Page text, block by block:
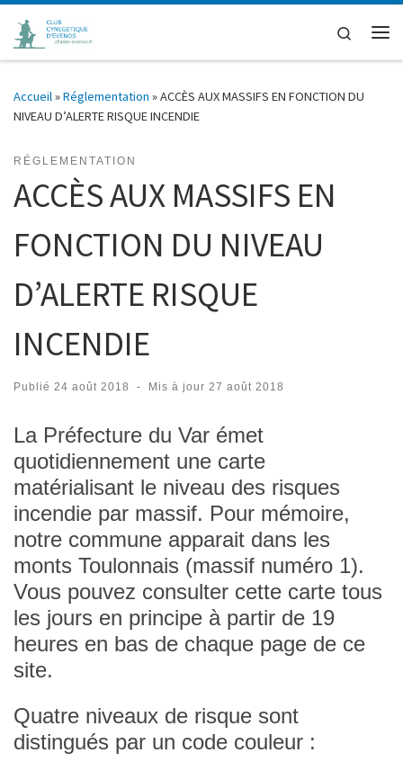
Passer au contenu
Search
Accueil»Réglementation »ACCÈS AUX MASSIFS EN FONCTION DU
NIVEAU D’ALERTE RISQUE INCENDIE
RÉGLEMENTATION
ACCÈS AUX MASSIFS EN
FONCTION DU NIVEAU
D’ALERTE RISQUE
INCENDIE
Publié 24 août 2018 - Mis à jour 27 août 2018
La Préfecture du Var émet
quotidiennement une carte
matérialisant le niveau des risques
incendie par massif. Pour mémoire,
notre commune apparait dans les
monts Toulonnais (massif numéro 1).
Vous pouvez consulter cette carte tous
les jours en principe à partir de 19
heures en bas de chaque page de ce
site.
Quatre niveaux de risque sont
distingués par un code couleur :